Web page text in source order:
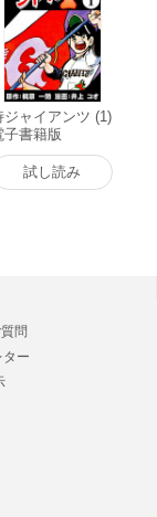
ジャイアンツ (1)
子書籍版
試し読み
問
ター